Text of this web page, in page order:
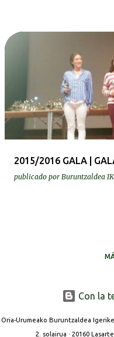
2015/2016 GALA |
publicado por Buruntzaldea
Con la
Oria-Urumeako Buruntzaldea
2. solairua · 20160